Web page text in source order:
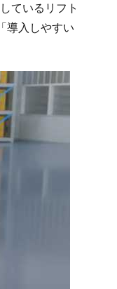
ているリフト
導入しやすい